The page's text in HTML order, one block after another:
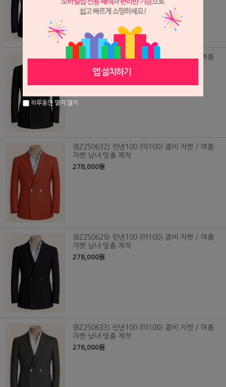
(BZ250631) 린넨100 (마100) 콤비 자켓 / 여름
278,000원
(BZ250632) 린넨100 (마100) 콤비 자켓 / 여름
자켓 남녀 맞춤 제작
278,000원
(BZ250629) 린넨100 (마100) 콤비 자켓 / 여름
자켓 남녀 맞춤 제작
278,000원
(BZ250633) 린넨100 (마100) 콤비 자켓 / 여름
자켓 남녀 맞춤 제작
278,000원
하루동안 열지 않기